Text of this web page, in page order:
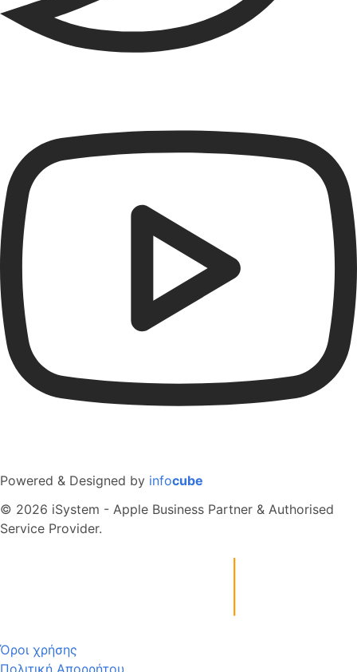
Powered & Designed by infocube
© 2026 iSystem - Apple Business Partner & Authorised
Service Provider.
Όροι χρήσης